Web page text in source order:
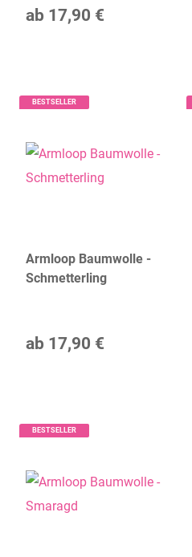
ab 17,90 €
BESTSELLER
Armloop Baumwolle -
Schmetterling
ab 17,90 €
BESTSELLER